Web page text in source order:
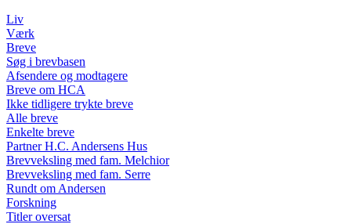
Liv
Værk
Breve
Søg i brevbasen
Afsendere og modtagere
Breve om HCA
Ikke tidligere trykte breve
Alle breve
Enkelte breve
Partner H.C. Andersens Hus
Brevveksling med fam. Melchior
Brevveksling med fam. Serre
Rundt om Andersen
Forskning
Titler oversat